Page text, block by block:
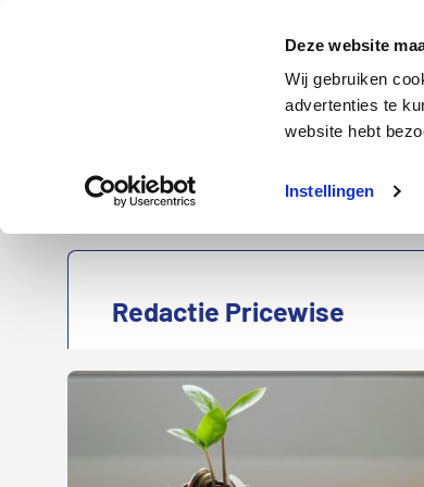
Deze website
Wij gebruiken
advertenties te
website hebt
Instellingen
Energie
Energie
Redactie Pricewise